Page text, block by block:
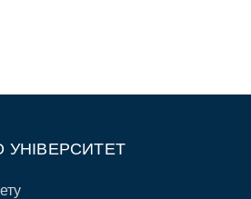
УНІВЕРСИТЕТ